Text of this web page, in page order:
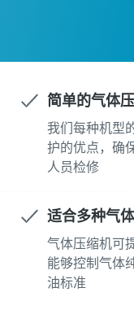
简单的气体
我们每种机型
护的优点，确
人员检修
适合多种气
气体压缩机可
能够控制气体
油标准